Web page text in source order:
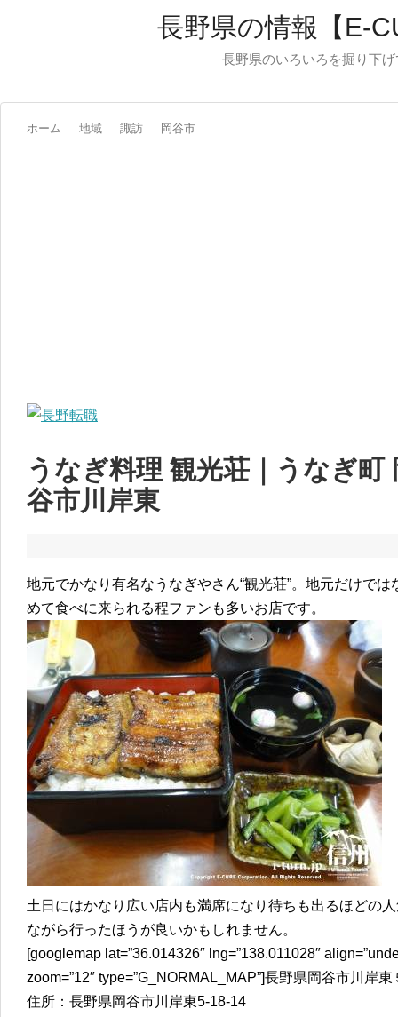
長野県の情報【E-
長野県のいろいろを掘り下
ホーム 地域 諏訪 岡谷市
うなぎ料理 観光荘｜うなぎ町
谷市川岸東
地元でかなり有名なうなぎやさん“観光荘”。地元だけで
めて食べに来られる程ファンも多いお店です。
土日にはかなり広い店内も満席になり待ちも出るほどの
ながら行ったほうが良いかもしれません。
[googlemap lat=”36.014326″ lng=”138.011028″
zoom=”12″ type=”G_NORMAL_MAP”]長野県岡谷市川岸
住所：長野県岡谷市川岸東5-18-14